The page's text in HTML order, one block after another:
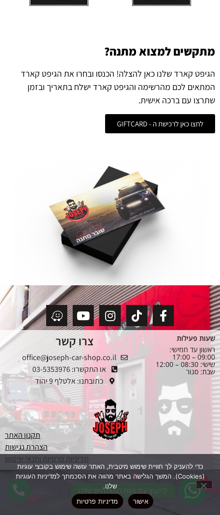
מתקשים למצוא מתנה?
הגיפט קארד שלנו כאן להצלה! הכנסו ובחרו את הגיפט קארד
המתאים לכם מהרשימה והגיפט קארד ישלח בתאריך ובזמן
שתרצו עם ברכה אישית.
לחצו כאן לרכישת ה - GIFTCARD
שעות פעילות
ראשון עד חמישי:
09:00 – 17:00
שישי: 08:30 – 12:00
שבת: סגור
צרו קשר
office@joseph-car-shop.co.il
או התקשרו: 03-5353976
כתובתנו: אלטלף 9 יהוד
תקנון האתר
הצהרת נגישות
מדיניות פרטיות ותנאי שימוש
נבנה ב
ע"י בן - ג'ט בניית אתרים
כדי להעניק לך חוויית שימוש מיטבית, האתר עושה שימוש בקובצי עוגיות
(Cookies). המשך הגלישה באתר מהווה את הסכמתך למדיניות העוגיות
שלנו.
אישור
מדיניות פרטיות
לייעוץ עם צוות המומחים שלנו
1
1